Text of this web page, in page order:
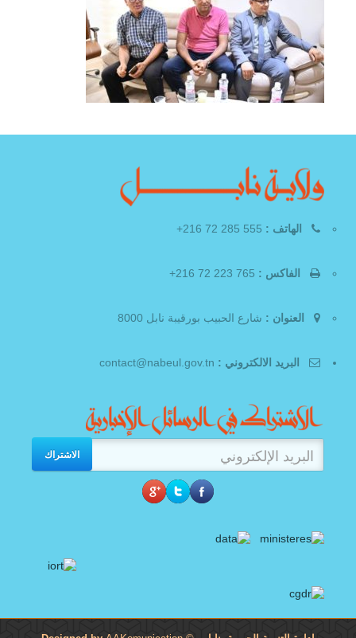
الهاتف :
الفاكس :
العنوان : شارع الحبيب بورقيبة نابل 8000
البريد الالكتروني :
الاشتراك